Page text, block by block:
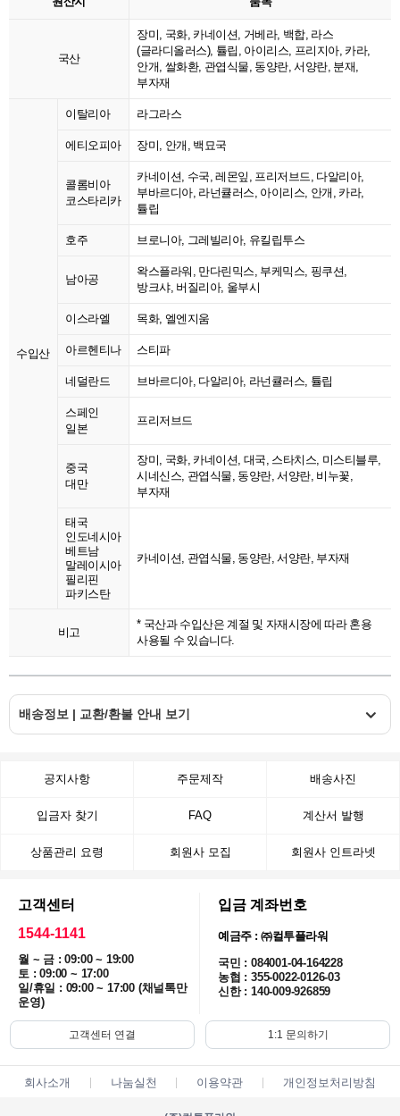
국산
장미, 국화, 카네이션, 거베라, 백합, 라스
(글라디올러스), 튤립, 아이리스, 프리지아, 카라,
안개, 쌀화환, 관엽식물, 동양란, 서양란, 분재,
부자재
수입산
이탈리아 라그라스
에티오피아 장미, 안개, 백묘국
콜롬비아
코스타리카
카네이션, 수국, 레몬잎, 프리저브드, 다알리아,
부바르디아, 라넌큘러스, 아이리스, 안개, 카라,
튤립
호주 브로니아, 그레빌리아, 유킬립투스
남아공
왁스플라워, 만다린믹스, 부케믹스, 핑쿠션,
방크샤, 버질리아, 울부시
이스라엘 목화, 엘엔지움
아르헨티나 스티파
네덜란드 브바르디아, 다알리아, 라넌큘러스, 튤립
스페인
일본
프리저브드
중국
대만
장미, 국화, 카네이션, 대국, 스타치스, 미스티블루,
시네신스, 관엽식물, 동양란, 서양란, 비누꽃,
부자재
태국
인도네시아
베트남
말레이시아
필리핀
파키스탄
카네이션, 관엽식물, 동양란, 서양란, 부자재
비고
* 국산과 수입산은 계절 및 자재시장에 따라 혼용
사용될 수 있습니다.
배송정보 | 교환/환불 안내 보기
공지사항 주문제작 배송사진
입금자 찾기 FAQ 계산서 발행
상품관리 요령 회원사 모집 회원사 인트라넷
고객센터
1544-1141
월 ~ 금 : 09:00 ~ 19:00
토 : 09:00 ~ 17:00
일/휴일 : 09:00 ~ 17:00 (채널톡만
운영)
입금 계좌번호
예금주 : ㈜컬투플라워
국민 : 084001-04-164228
농협 : 355-0022-0126-03
신한 : 140-009-926859
고객센터 연결 1:1 문의하기
회사소개 나눔실천 이용약관 개인정보처리방침